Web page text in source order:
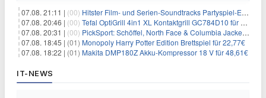
07.08. 21:11 | (00) Hitster Film- und Serien-Soundtracks Partyspiel-Erweiterung für 6,99€
07.08. 20:46 | (00) Tefal OptiGrill 4in1 XL Kontaktgrill GC784D10 für 239,99€
07.08. 20:31 | (00) PickSport: Schöffel, North Face & Columbia Jacken ab 39,60€
07.08. 18:45 | (01) Monopoly Harry Potter Edition Brettspiel für 22,77€
07.08. 18:22 | (01) Makita DMP180Z Akku-Kompressor 18 V für 48,61€
IT-NEWS